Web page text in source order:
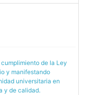
de la Ley
y manifestando
universitaria en
y de calidad.